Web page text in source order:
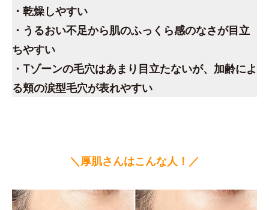
・乾燥しやすい
・うるおい不足から肌のふっくら感のなさが目立
ちやすい
・Tゾーンの毛穴はあまり目立たないが、加齢によ
る頬の涙型毛穴が表れやすい
＼厚肌さんはこんな人！／